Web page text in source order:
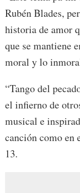
Rubén Blades,
historia de amor
que se mantiene
moral y lo
“Tango del
el infierno de
musical e
canción como en
13.